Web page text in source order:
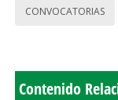
CONVOCATORIAS
Contenido